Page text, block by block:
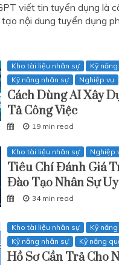
viết tin tuyển dụng là
nội dung tuyển dụng
Kho tài liệu nhân sự
Kỹ
Kỹ năng nhân sự
Nghiệp vụ
Cách Dùng AI Xây
Tả Công Việc
19 min read
Kho tài liệu nhân sự Nghiệp
Tiêu Chí Đánh Giá
Đào Tạo Nhân Sự
34 min read
Kho tài liệu nhân sự
Kỹ
Kỹ năng nhân sự
Kỹ năng
Hồ Sơ Cần Trả Cho